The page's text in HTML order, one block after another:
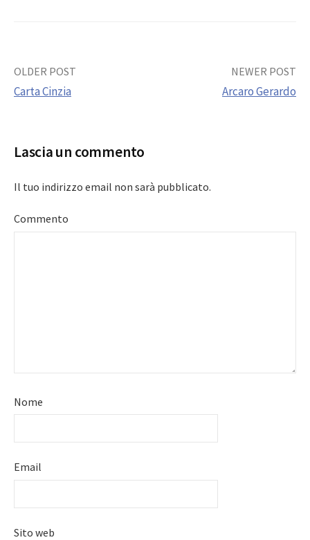
Post
OLDER POST
Carta Cinzia
NEWER POST
Arcaro Gerardo
Lascia un commento
Il tuo indirizzo email non sarà pubblicato.
Commento
Nome
Email
Sito web